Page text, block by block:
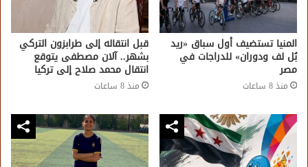
المنيا تستضيف أول سباق «ريد
بُل لف ودوران» للدراجات في
مصر
منذ 8 ساعات
قبل انتقاله إلى طرابزون التركي
بشهر.. آلان مصطفى يتوقع
انتقال محمد صلاح إلى تركيا
منذ 8 ساعات